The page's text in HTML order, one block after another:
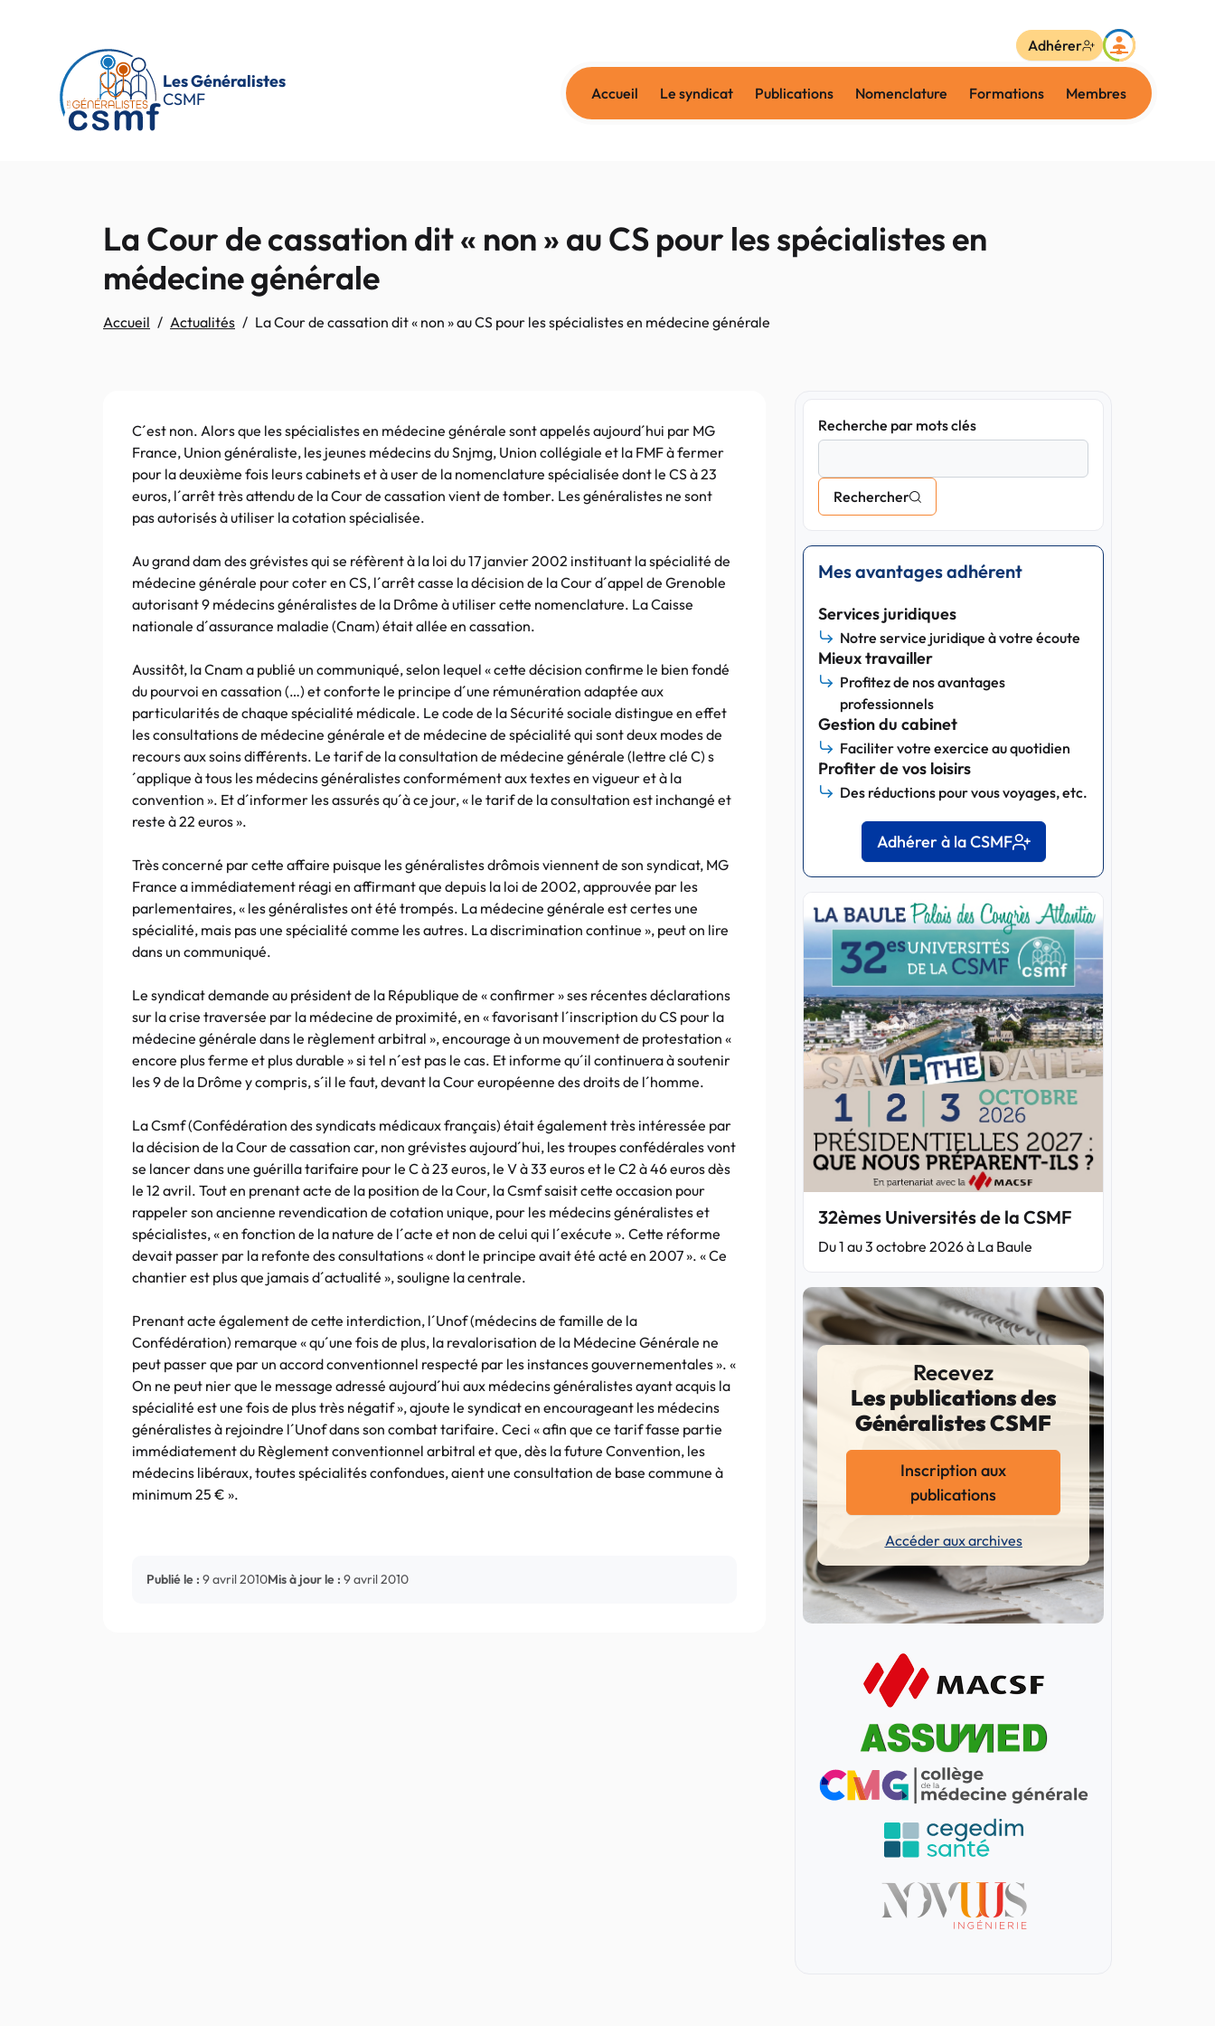
Les Généralistes
CSMF
Accueil Le syndicat Publications Nomenclature Formations Membres
Adhérer
La Cour de cassation dit « non » au CS pour les spécialistes en
médecine générale
Accueil Actualités La Cour de cassation dit « non » au CS pour les spécialistes en médecine générale
C´est non. Alors que les spécialistes en médecine générale sont appelés aujourd´hui par MG
France, Union généraliste, les jeunes médecins du Snjmg, Union collégiale et la FMF à fermer
pour la deuxième fois leurs cabinets et à user de la nomenclature spécialisée dont le CS à 23
euros, l´arrêt très attendu de la Cour de cassation vient de tomber. Les généralistes ne sont
pas autorisés à utiliser la cotation spécialisée.
Au grand dam des grévistes qui se réfèrent à la loi du 17 janvier 2002 instituant la spécialité de
médecine générale pour coter en CS, l´arrêt casse la décision de la Cour d´appel de Grenoble
autorisant 9 médecins généralistes de la Drôme à utiliser cette nomenclature. La Caisse
nationale d´assurance maladie (Cnam) était allée en cassation.
Aussitôt, la Cnam a publié un communiqué, selon lequel « cette décision confirme le bien fondé
du pourvoi en cassation (…) et conforte le principe d´une rémunération adaptée aux
particularités de chaque spécialité médicale. Le code de la Sécurité sociale distingue en effet
les consultations de médecine générale et de médecine de spécialité qui sont deux modes de
recours aux soins différents. Le tarif de la consultation de médecine générale (lettre clé C) s
´applique à tous les médecins généralistes conformément aux textes en vigueur et à la
convention ». Et d´informer les assurés qu´à ce jour, « le tarif de la consultation est inchangé et
reste à 22 euros ».
Très concerné par cette affaire puisque les généralistes drômois viennent de son syndicat, MG
France a immédiatement réagi en affirmant que depuis la loi de 2002, approuvée par les
parlementaires, « les généralistes ont été trompés. La médecine générale est certes une
spécialité, mais pas une spécialité comme les autres. La discrimination continue », peut on lire
dans un communiqué.
Le syndicat demande au président de la République de « confirmer » ses récentes déclarations
sur la crise traversée par la médecine de proximité, en « favorisant l´inscription du CS pour la
médecine générale dans le règlement arbitral », encourage à un mouvement de protestation «
encore plus ferme et plus durable » si tel n´est pas le cas. Et informe qu´il continuera à soutenir
les 9 de la Drôme y compris, s´il le faut, devant la Cour européenne des droits de l´homme.
La Csmf (Confédération des syndicats médicaux français) était également très intéressée par
la décision de la Cour de cassation car, non grévistes aujourd´hui, les troupes confédérales vont
se lancer dans une guérilla tarifaire pour le C à 23 euros, le V à 33 euros et le C2 à 46 euros dès
le 12 avril. Tout en prenant acte de la position de la Cour, la Csmf saisit cette occasion pour
rappeler son ancienne revendication de cotation unique, pour les médecins généralistes et
spécialistes, « en fonction de la nature de l´acte et non de celui qui l´exécute ». Cette réforme
devait passer par la refonte des consultations « dont le principe avait été acté en 2007 ». « Ce
chantier est plus que jamais d´actualité », souligne la centrale.
Prenant acte également de cette interdiction, l´Unof (médecins de famille de la
Confédération) remarque « qu´une fois de plus, la revalorisation de la Médecine Générale ne
peut passer que par un accord conventionnel respecté par les instances gouvernementales ». «
On ne peut nier que le message adressé aujourd´hui aux médecins généralistes ayant acquis la
spécialité est une fois de plus très négatif », ajoute le syndicat en encourageant les médecins
généralistes à rejoindre l´Unof dans son combat tarifaire. Ceci « afin que ce tarif fasse partie
immédiatement du Règlement conventionnel arbitral et que, dès la future Convention, les
médecins libéraux, toutes spécialités confondues, aient une consultation de base commune à
minimum 25 € ».
Publié le : 9 avril 2010Mis à jour le : 9 avril 2010
Recherche par mots clés
Rechercher
Mes avantages adhérent
Services juridiques
Notre service juridique à votre écoute
Mieux travailler
Profitez de nos avantages
professionnels
Gestion du cabinet
Faciliter votre exercice au quotidien
Profiter de vos loisirs
Des réductions pour vous voyages, etc.
Adhérer à la CSMF
32èmes Universités de la CSMF
Du 1 au 3 octobre 2026 à La Baule
Recevez
Les publications des
Généralistes CSMF
Inscription aux
publications
Accéder aux archives